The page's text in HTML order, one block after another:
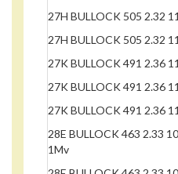
27H BULLOCK 505 2.32
27H BULLOCK 505 2.32
27K BULLOCK 491 2.36
27K BULLOCK 491 2.36
27K BULLOCK 491 2.36
28E BULLOCK 463 2.33
1Mv